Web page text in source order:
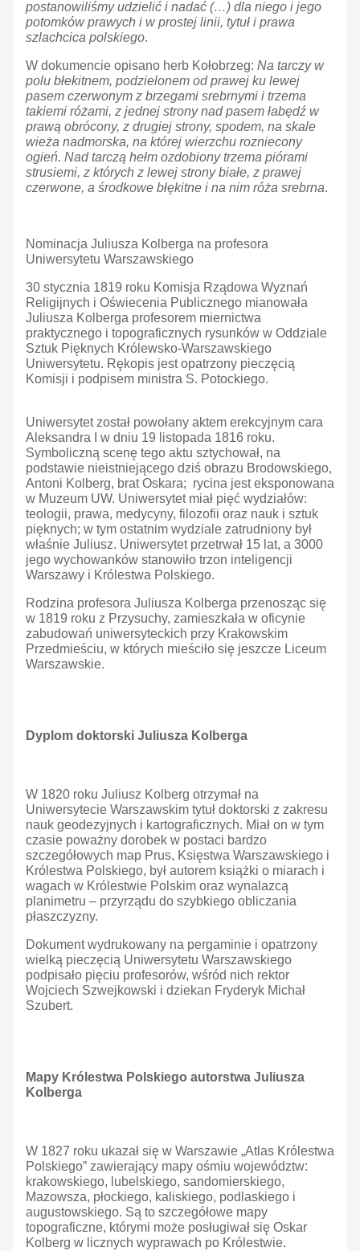
postanowiliśmy udzielić i nadać (…) dla niego i jego
potomków prawych i w prostej linii, tytuł i prawa
szlachcica polskiego.
W dokumencie opisano herb Kołobrzeg: Na tarczy w
polu błekitnem, podzielonem od prawej ku lewej
pasem czerwonym z brzegami srebrnymi i trzema
takiemi różami, z jednej strony nad pasem łabędź w
prawą obrócony, z drugiej strony, spodem, na skale
wieża nadmorska, na której wierzchu rozniecony
ogień. Nad tarczą hełm ozdobiony trzema piórami
strusiemi, z których z lewej strony białe, z prawej
czerwone, a środkowe błękitne i na nim róża srebrna.
Nominacja Juliusza Kolberga na profesora
Uniwersytetu Warszawskiego
30 stycznia 1819 roku Komisja Rządowa Wyznań
Religijnych i Oświecenia Publicznego mianowała
Juliusza Kolberga profesorem miernictwa
praktycznego i topograficznych rysunków w Oddziale
Sztuk Pięknych Królewsko-Warszawskiego
Uniwersytetu. Rękopis jest opatrzony pieczęcią
Komisji i podpisem ministra S. Potockiego.
Uniwersytet został powołany aktem erekcyjnym cara
Aleksandra I w dniu 19 listopada 1816 roku.
Symboliczną scenę tego aktu sztychował, na
podstawie nieistniejącego dziś obrazu Brodowskiego,
Antoni Kolberg, brat Oskara; rycina jest eksponowana
w Muzeum UW. Uniwersytet miał pięć wydziałów:
teologii, prawa, medycyny, filozofii oraz nauk i sztuk
pięknych; w tym ostatnim wydziale zatrudniony był
właśnie Juliusz. Uniwersytet przetrwał 15 lat, a 3000
jego wychowanków stanowiło trzon inteligencji
Warszawy i Królestwa Polskiego.
Rodzina profesora Juliusza Kolberga przenosząc się
w 1819 roku z Przysuchy, zamieszkała w oficynie
zabudowań uniwersyteckich przy Krakowskim
Przedmieściu, w których mieściło się jeszcze Liceum
Warszawskie.
Dyplom doktorski Juliusza Kolberga
W 1820 roku Juliusz Kolberg otrzymał na
Uniwersytecie Warszawskim tytuł doktorski z zakresu
nauk geodezyjnych i kartograficznych. Miał on w tym
czasie poważny dorobek w postaci bardzo
szczegółowych map Prus, Księstwa Warszawskiego i
Królestwa Polskiego, był autorem książki o miarach i
wagach w Królestwie Polskim oraz wynalazcą
planimetru – przyrządu do szybkiego obliczania
płaszczyzny.
Dokument wydrukowany na pergaminie i opatrzony
wielką pieczęcią Uniwersytetu Warszawskiego
podpisało pięciu profesorów, wśród nich rektor
Wojciech Szwejkowski i dziekan Fryderyk Michał
Szubert.
Mapy Królestwa Polskiego autorstwa Juliusza
Kolberga
W 1827 roku ukazał się w Warszawie „Atlas Królestwa
Polskiego” zawierający mapy ośmiu województw:
krakowskiego, lubelskiego, sandomierskiego,
Mazowsza, płockiego, kaliskiego, podlaskiego i
augustowskiego. Są to szczegółowe mapy
topograficzne, którymi może posługiwał się Oskar
Kolberg w licznych wyprawach po Królestwie.